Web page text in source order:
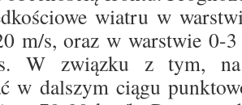
wiatru w
m/s, oraz w warstwie 0-
W związku z tym, na
w dalszym ciągu